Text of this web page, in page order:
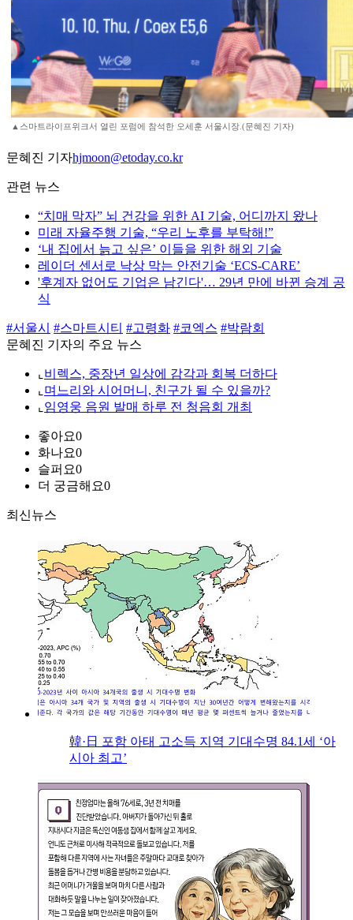
▲스마트라이프위크서 열린 포럼에 참석한 오세훈 서울시장.(문혜진 기자)
문혜진 기자hjmoon@etoday.co.kr
관련 뉴스
“치매 막자” 뇌 건강을 위한 AI 기술, 어디까지 왔나
미래 자율주행 기술, “우리 노후를 부탁해!”
‘내 집에서 늙고 싶은’ 이들을 위한 해외 기술
레이더 센서로 낙상 막는 안전기술 ‘ECS-CARE’
'후계자 없어도 기업은 남긴다'… 29년 만에 바뀐 승계 공
식
#서울시 #스마트시티 #고령화 #코엑스 #박람회
문혜진 기자의 주요 뉴스
⌞ 비렉스, 중장년 일상에 감각과 회복 더하다
⌞ 며느리와 시어머니, 친구가 될 수 있을까?
⌞ 임영웅 음원 발매 하루 전 청음회 개최
좋아요0
화나요0
슬퍼요0
더 궁금해요0
최신뉴스
韓·日 포함 아태 고소득 지역 기대수명 84.1세 ‘아
시아 최고’